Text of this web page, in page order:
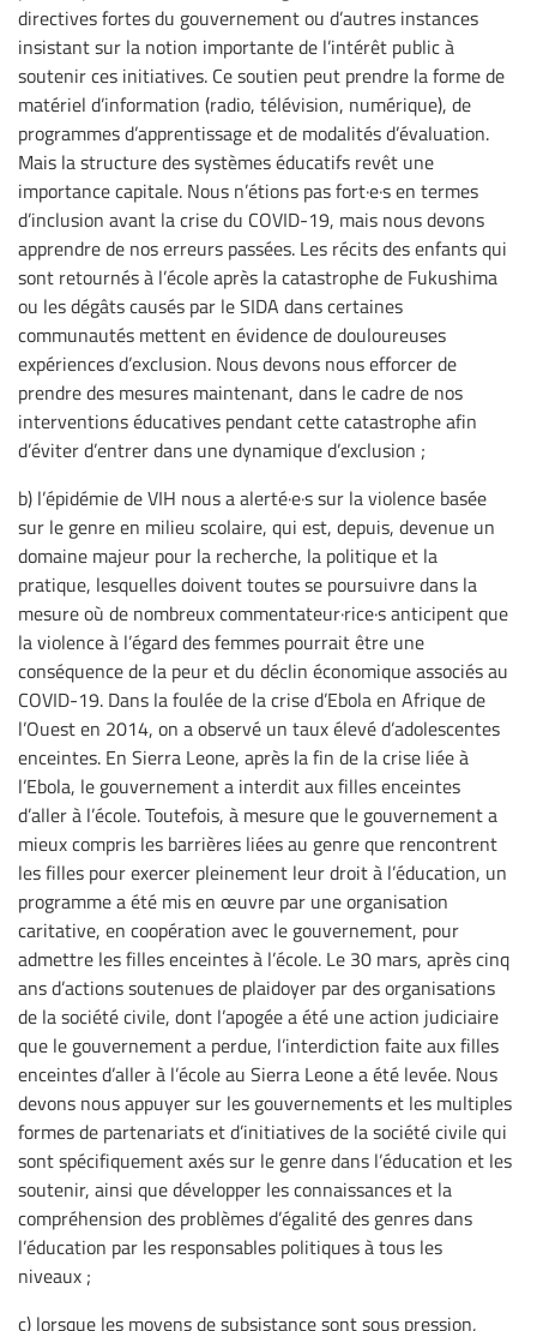
directives fortes du gouvernement ou d’autres instances
insistant sur la notion importante de l’intérêt public à
soutenir ces initiatives. Ce soutien peut prendre la forme de
matériel d’information (radio, télévision, numérique), de
programmes d’apprentissage et de modalités d’évaluation.
Mais la structure des systèmes éducatifs revêt une
importance capitale. Nous n’étions pas fort·e·s en termes
d’inclusion avant la crise du COVID-19, mais nous devons
apprendre de nos erreurs passées. Les récits des enfants qui
sont retournés à l’école après la catastrophe de Fukushima
ou les dégâts causés par le SIDA dans certaines
communautés mettent en évidence de douloureuses
expériences d’exclusion. Nous devons nous efforcer de
prendre des mesures maintenant, dans le cadre de nos
interventions éducatives pendant cette catastrophe afin
d’éviter d’entrer dans une dynamique d’exclusion ;
b) l’épidémie de VIH nous a alerté·e·s sur la violence basée
sur le genre en milieu scolaire, qui est, depuis, devenue un
domaine majeur pour la recherche, la politique et la
pratique, lesquelles doivent toutes se poursuivre dans la
mesure où de nombreux commentateur·rice·s anticipent que
la violence à l’égard des femmes pourrait être une
conséquence de la peur et du déclin économique associés au
COVID-19. Dans la foulée de la crise d’Ebola en Afrique de
l’Ouest en 2014, on a observé un taux élevé d’adolescentes
enceintes. En Sierra Leone, après la fin de la crise liée à
l’Ebola, le gouvernement a interdit aux filles enceintes
d’aller à l’école. Toutefois, à mesure que le gouvernement a
mieux compris les barrières liées au genre que rencontrent
les filles pour exercer pleinement leur droit à l’éducation, un
programme a été mis en œuvre par une organisation
caritative, en coopération avec le gouvernement, pour
admettre les filles enceintes à l’école. Le 30 mars, après cinq
ans d’actions soutenues de plaidoyer par des organisations
de la société civile, dont l’apogée a été une action judiciaire
que le gouvernement a perdue, l’interdiction faite aux filles
enceintes d’aller à l’école au Sierra Leone a été levée. Nous
devons nous appuyer sur les gouvernements et les multiples
formes de partenariats et d’initiatives de la société civile qui
sont spécifiquement axés sur le genre dans l’éducation et les
soutenir, ainsi que développer les connaissances et la
compréhension des problèmes d’égalité des genres dans
l’éducation par les responsables politiques à tous les
niveaux ;
c) lorsque les moyens de subsistance sont sous pression,